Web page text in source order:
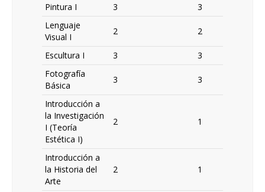
Pintura I
3
3
Lenguaje
Visual I
2 2
Escultura I 3
3
Fotografía
Básica
3 3
Introducción a
la Investigación
I (Teoría
Estética I)
2 1
Introducción a
la Historia del
Arte
2 1